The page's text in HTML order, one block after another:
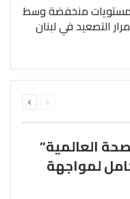
مستويات منخفضة وسط
التصعيد في لبنان
الصفحةالصفحة
العالمية”
لمواجهة